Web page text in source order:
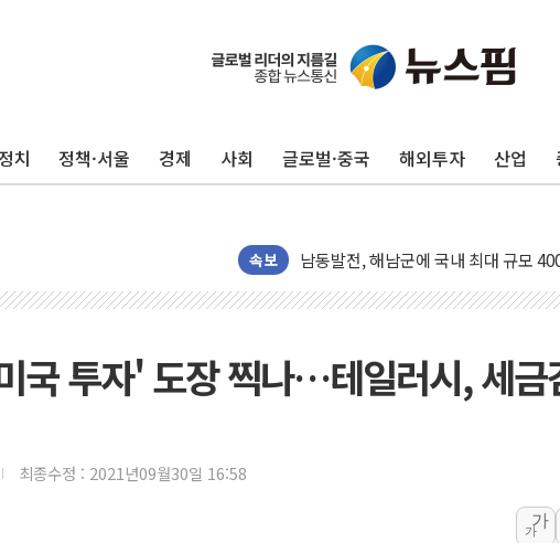
정치 정책·서울 경제 사회 글로벌·중국 해외투자 산업
속보
[사진] 빈살만과 에르도안의 만남
이란와이어 "이란 최고지도자 위독…
[인도증시] 중동 불안 속 유가 상승에
황희 '폐버스 청년주택' SNS 글 역풍
사우디·튀르키예·파키스탄, '공동방
신길동 신축도 3.3㎡당 7250만원…써
[베트남 증시] 유동성 부진 지속, 강보
국 투자' 도장 찍나…테일러시, 세금
최종수정 : 2021년09월30일 16:58
가
가